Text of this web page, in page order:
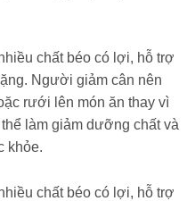
chất béo có lợi, hỗ trợ
Người giảm cân nên
rưới lên món ăn thay vì
làm giảm dưỡng chất và
khỏe.
chất béo có lợi, hỗ trợ